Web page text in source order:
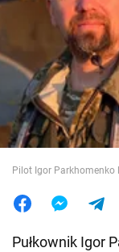
Wojna na
Świat
Jedzenie
Pilot Igor Parkhomenko
Pułkownik Igor